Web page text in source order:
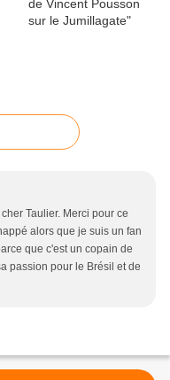
Taulier. Merci pour ce
alors que je suis un fan
que c'est un copain de
passion pour le Brésil et de